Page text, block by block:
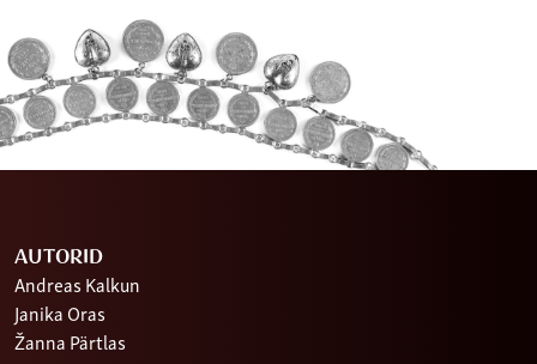
AUTORID
Andreas Kalkun
Janika Oras
Žanna Pärtlas